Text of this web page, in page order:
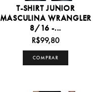
T-SHIRT JUNIOR
MASCULINA WRANGLER
8/16 -...
R$99,80
COMPRAR